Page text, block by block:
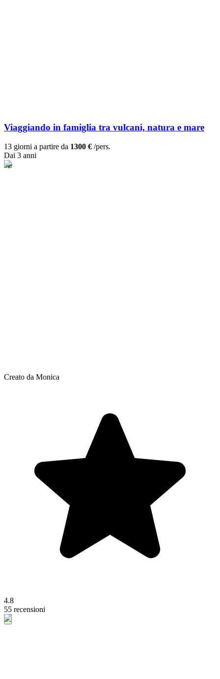
Viaggiando in famiglia tra vulcani, natura e mare
13 giorni a partire da 1300 € /pers.
Dai 3 anni
Creato da Monica
4.8
55 recensioni